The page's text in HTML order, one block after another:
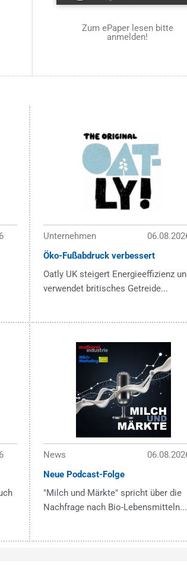
Zum ePaper lesen bitte
anmelden!
Unternehmen
Öko-Fußabdruck verbessert
Oatly UK steigert Energieeffizienz
verwendet britisches Getreide...
News
Neue Podcast-Folge
"Milch und Märkte" spricht über die
Nachfrage nach Bio-Lebensmitteln...